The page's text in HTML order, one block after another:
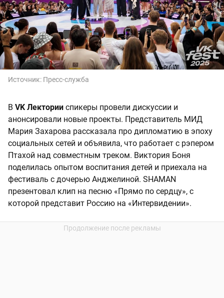
Источник: Пресс-служба
В VK Лектории спикеры провели дискуссии и
анонсировали новые проекты. Представитель МИД
Мария Захарова рассказала про дипломатию в эпоху
социальных сетей и объявила, что работает с рэпером
Птахой над совместным треком. Виктория Боня
поделилась опытом воспитания детей и приехала на
фестиваль с дочерью Анджелиной. SHAMAN
презентовал клип на песню «Прямо по сердцу», с
которой представит Россию на «Интервидении».